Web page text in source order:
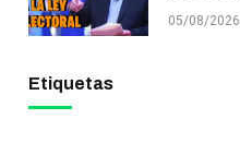
05/08/2026
Etiquetas